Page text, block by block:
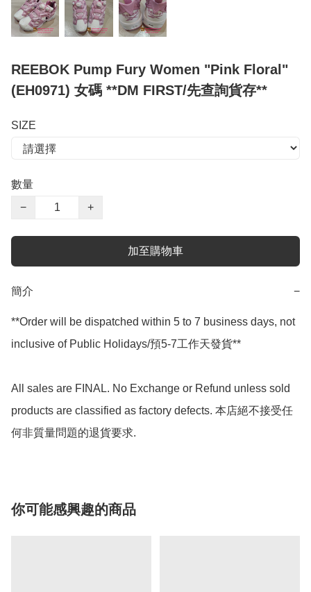
REEBOK Pump Fury Women "Pink Floral"
(EH0971) 女碼 **DM FIRST/先查詢貨存**
SIZE
數量
−
+
加至購物車
簡介 −
**Order will be dispatched within 5 to 7 business days, not
inclusive of Public Holidays/預5-7工作天發貨**
All sales are FINAL. No Exchange or Refund unless sold
products are classified as factory defects. 本店絕不接受任
何非質量問題的退貨要求.
你可能感興趣的商品